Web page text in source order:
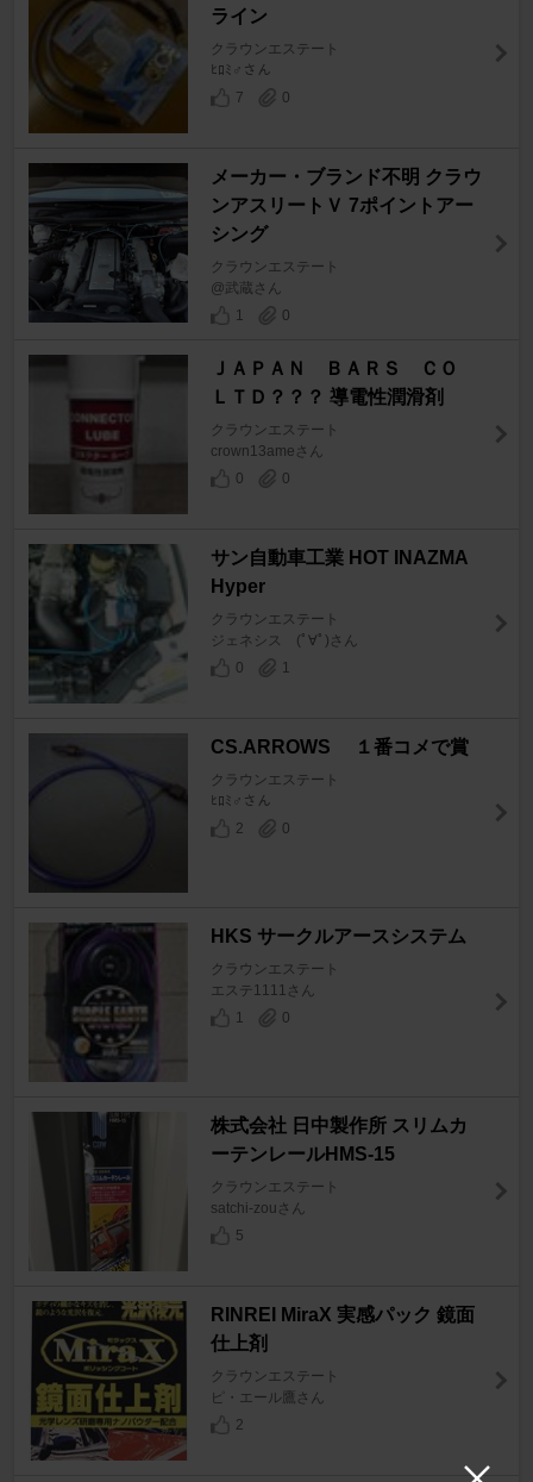
ライン
クラウンエステート
ﾋﾛﾐ♂さん
7
0
メーカー・ブランド不明 クラウ
ンアスリートＶ 7ポイントアー
シング
クラウンエステート
@武蔵さん
1
0
ＪＡＰＡＮ ＢＡＲＳ ＣＯ
ＬＴＤ？？？ 導電性潤滑剤
クラウンエステート
crown13ameさん
0
0
サン自動車工業 HOT INAZMA
Hyper
クラウンエステート
ジェネシス (ﾟ∀ﾟ)さん
0
1
CS.ARROWS １番コメで賞
クラウンエステート
ﾋﾛﾐ♂さん
2
0
HKS サークルアースシステム
クラウンエステート
エステ1111さん
1
0
株式会社 日中製作所 スリムカ
ーテンレールHMS-15
クラウンエステート
satchi-zouさん
5
RINREI MiraX 実感パック 鏡面
仕上剤
クラウンエステート
ピ・エール鷹さん
2